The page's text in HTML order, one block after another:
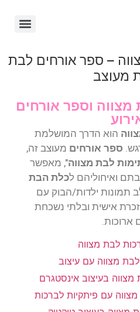
– ספר אורחים לבת
מעוצב
וספר אורחים
הוא הדרך המושלמת
ספר אורחים מעוצב זה,
לבת מצווה", מאפשר
ואיחוליהם לכלת הבת
תמונות ילדות/הבוק עם
אישית ובלתי נשכחת
ארוכות.